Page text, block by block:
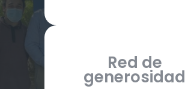
Red de
generosidad